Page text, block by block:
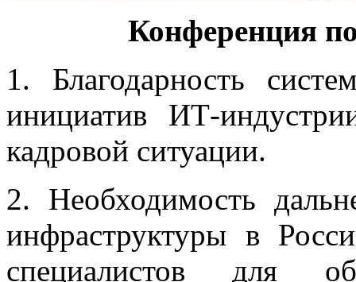
Конференция
1. Благодарность
инициатив ИТ-
кадровой ситуации.
2. Необходимость
инфраструктуры в
специалистов для